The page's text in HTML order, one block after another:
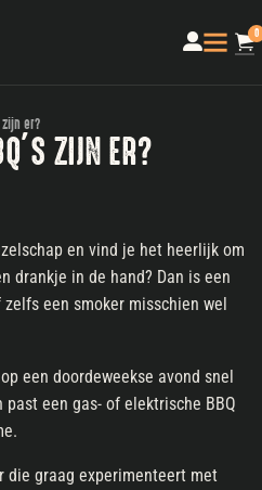
0
zijn er?
ZIJN ER?
en vind je het heerlijk om
drankje in de hand? Dan is een
een smoker misschien wel
een doordeweekse avond snel
een gas- of elektrische BBQ
die graag experimenteert met